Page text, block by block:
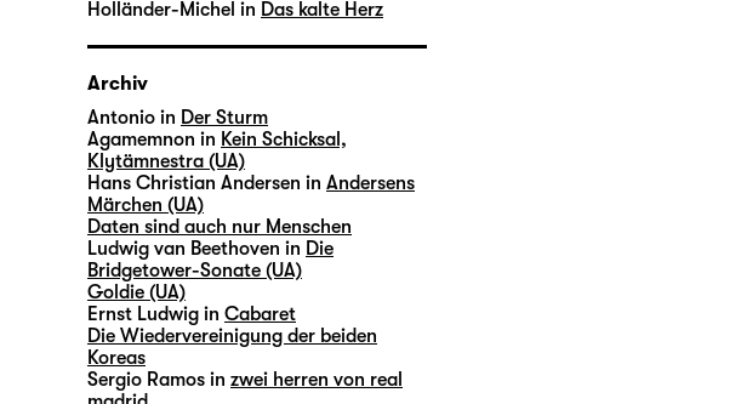
Holländer-Michel in Das kalte Herz
Archiv
Antonio in Der Sturm
Agamemnon in Kein Schicksal,
Klytämnestra (UA)
Hans Christian Andersen in Andersens
Märchen (UA)
Daten sind auch nur Menschen
Ludwig van Beethoven in Die
Bridgetower-Sonate (UA)
Goldie (UA)
Ernst Ludwig in Cabaret
Die Wiedervereinigung der beiden
Koreas
Sergio Ramos in zwei herren von real